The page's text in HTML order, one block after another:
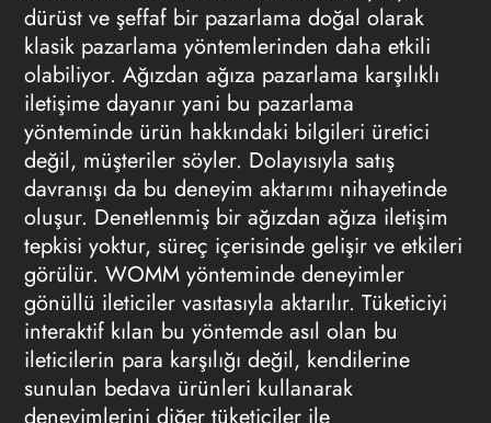
dürüst ve şeffaf bir pazarlama doğal olarak
klasik pazarlama yöntemlerinden daha etkili
olabiliyor. Ağızdan ağıza pazarlama karşılıklı
iletişime dayanır yani bu pazarlama
yönteminde ürün hakkındaki bilgileri üretici
değil, müşteriler söyler. Dolayısıyla satış
davranışı da bu deneyim aktarımı nihayetinde
oluşur. Denetlenmiş bir ağızdan ağıza iletişim
tepkisi yoktur, süreç içerisinde gelişir ve etkileri
görülür. WOMM yönteminde deneyimler
gönüllü ileticiler vasıtasıyla aktarılır. Tüketiciyi
interaktif kılan bu yöntemde asıl olan bu
ileticilerin para karşılığı değil, kendilerine
sunulan bedava ürünleri kullanarak